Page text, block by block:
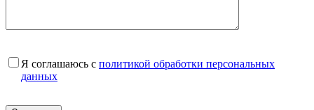
Я соглашаюсь с политикой обработки персональных
данных